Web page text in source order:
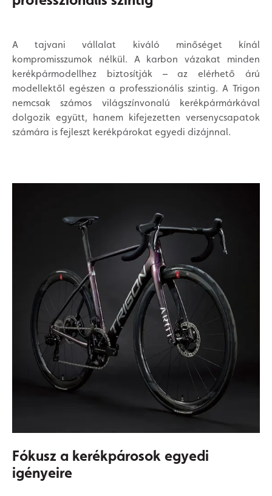
A tajvani vállalat kiváló minőséget kínál
kompromisszumok nélkül. A karbon vázakat minden
kerékpármodellhez biztosítják – az elérhető árú
modellektől egészen a professzionális szintig. A Trigon
nemcsak számos világszínvonalú kerékpármárkával
dolgozik együtt, hanem kifejezetten versenycsapatok
számára is fejleszt kerékpárokat egyedi dizájnnal.
Fókusz a kerékpárosok egyedi
igényeire